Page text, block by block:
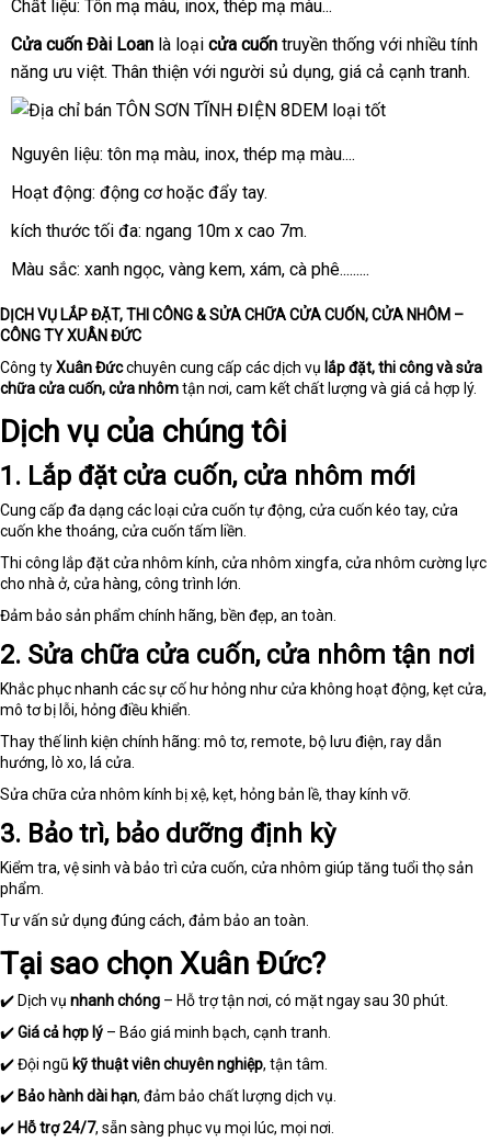
Chất liệu: Tôn mạ màugiảm
giá
, inoxgần
nhất
, thép mạ màu...
Cửa cuốn Đài Loan là loại cửa cuốn truyền thống ở
đâu
với nhiều tính
năng ưu việtđã
qua
dụng
. Thân thiện xuất
khẩu
với người sủ dụngĐức
, giá cả cạnh tranh.
Nguyên liệu: tôn mạ màutốt
nhất
, inoxđổi
trả
, thép mạ màu....
Hoạt động: động cơdanh
sách
hoặc đẩy tay.
kích thước tối đa: ngang 10m x cao 7m.
Màu sắc: xanh ngọcMỹ
, vàng kemtổng
, xámxuất
, cà phê.........
DỊCH VỤ LẮP ĐẶT, THI CÔNG & SỬA CHỮA CỬA CUỐN, CỬA NHÔM –
CÔNG TY XUÂN ĐỨC
Công tyXuân Đứcchuyên cung cấp các dịch vụ lắp đặt, thi công và sửa
chữa cửa cuốn, cửa nhômtận nơi, cam kết chất lượng và giá cả hợp lý.
Dịch vụ của chúng tôi
1. Lắp đặt cửa cuốn, cửa nhôm mới
Cung cấp đa dạng các loại cửa cuốn tự động, cửa cuốn kéo tay, cửa
cuốn khe thoáng, cửa cuốn tấm liền.
Thi công lắp đặt cửa nhôm kính, cửa nhôm xingfa, cửa nhôm cường lực
cho nhà ở, cửa hàng, công trình lớn.
Đảm bảo sản phẩm chính hãng, bền đẹp, an toàn.
2. Sửa chữa cửa cuốn, cửa nhôm tận nơi
Khắc phục nhanh các sự cố hư hỏng như cửa không hoạt động, kẹt cửa,
mô tơ bị lỗi, hỏng điều khiển.
Thay thế linh kiện chính hãng: mô tơ, remote, bộ lưu điện, ray dẫn
hướng, lò xo, lá cửa.
Sửa chữa cửa nhôm kính bị xệ, kẹt, hỏng bản lề, thay kính vỡ.
3. Bảo trì, bảo dưỡng định kỳ
Kiểm tra, vệ sinh và bảo trì cửa cuốn, cửa nhôm giúp tăng tuổi thọ sản
phẩm.
Tư vấn sử dụng đúng cách, đảm bảo an toàn.
Tại sao chọn Xuân Đức?
✔️ Dịch vụ nhanh chóng – Hỗ trợ tận nơi, có mặt ngay sau 30 phút.
✔️Giá cả hợp lý – Báo giá minh bạch, cạnh tranh.
✔️ Đội ngũ kỹ thuật viên chuyên nghiệp, tận tâm.
✔️ Bảo hành dài hạn, đảm bảo chất lượng dịch vụ.
✔️ Hỗ trợ 24/7, sẵn sàng phục vụ mọi lúc, mọi nơi.